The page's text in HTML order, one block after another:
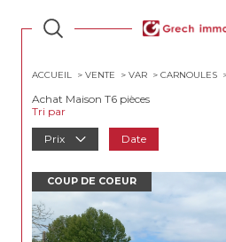
ACCUEIL VENTE VAR CARNOULES
Achat Maison T6 pièces
Tri par
Prix Date
COUP DE COEUR